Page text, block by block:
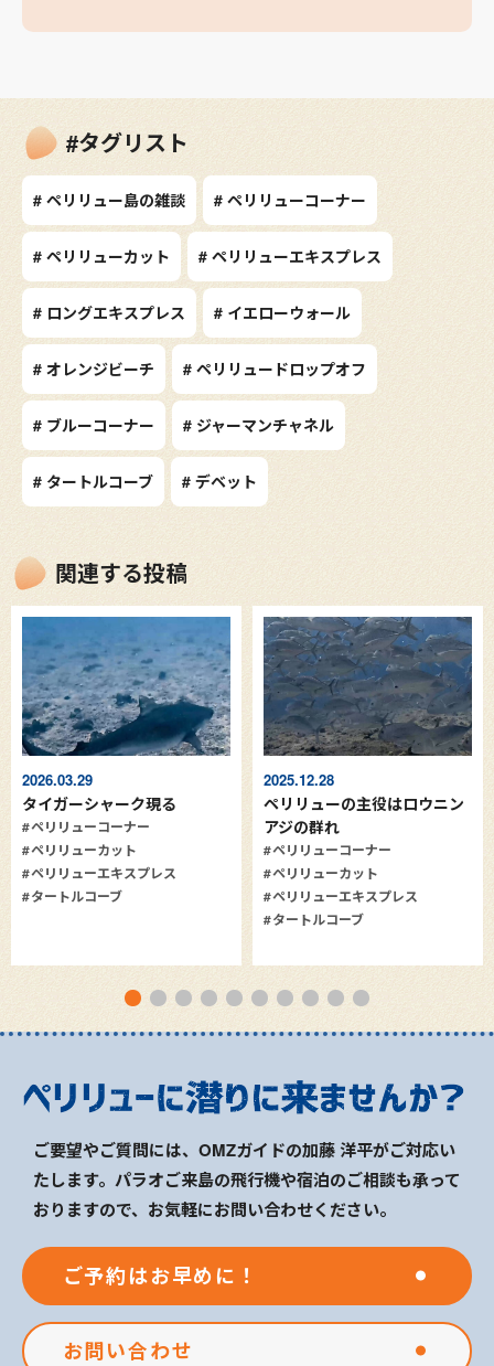
#タグリスト
# ペリリュー島の雑談 # ペリリューコーナー
# ペリリューカット # ペリリューエキスプレス
# ロングエキスプレス # イエローウォール
# オレンジビーチ # ペリリュードロップオフ
# ブルーコーナー # ジャーマンチャネル
# タートルコーブ # デベット
関連する投稿
2026.03.29
タイガーシャーク現る
ペリリューコーナー
ペリリューカット
ペリリューエキスプレス
タートルコーブ
2025.12.28
ペリリューの主役はロウニン
アジの群れ
ペリリューコーナー
ペリリューカット
ペリリューエキスプレス
タートルコーブ
ご要望やご質問には、OMZガイドの加藤 洋平がご対応い
たします。パラオご来島の飛行機や宿泊のご相談も承って
おりますので、お気軽にお問い合わせください。
ご予約はお早めに！
お問い合わせ